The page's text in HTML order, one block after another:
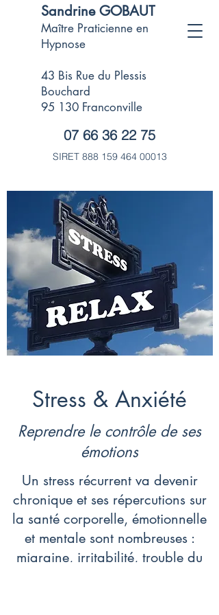
Sandrine GOBAUT
Maître Praticienne en
Hypnose
43 Bis Rue du Plessis
Bouchard
95 130 Franconville
07 66 36 22 75
SIRET 888 159 464 00013
Stress & Anxiété
Reprendre le contrôle de ses
émotions
Un stress récurrent va devenir
chronique et ses répercutions sur
la santé corporelle, émotionnelle
et mentale sont nombreuses :
migraine, irritabilité, trouble du